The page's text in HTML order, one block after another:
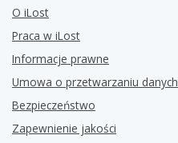
O iLost
Praca w iLost
Informacje prawne
Umowa o przetwarzaniu danych
Bezpieczeństwo
Zapewnienie jakości